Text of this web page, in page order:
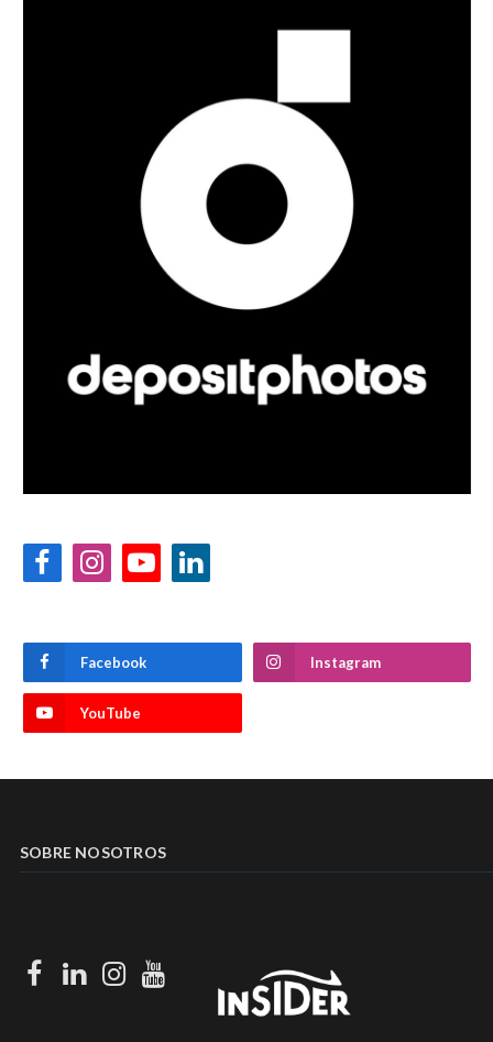
FacebookInstagramYouTubeLinkedIn
Facebook Instagram
YouTube
SOBRE NOSOTROS
Facebook
LinkedInInstagram
Youtube